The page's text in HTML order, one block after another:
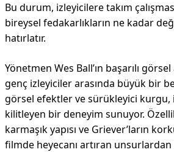
Bu durum, izleyicilere takım
bireysel fedakarlıkların ne kadar
hatırlatır.
Yönetmen Wes Ball’ın başarılı
genç izleyiciler arasında büyük bir
görsel efektler ve sürükleyici kurgu,
kilitleyen bir deneyim sunuyor.
karmaşık yapısı ve Griever’ların
filmde heyecanı artıran